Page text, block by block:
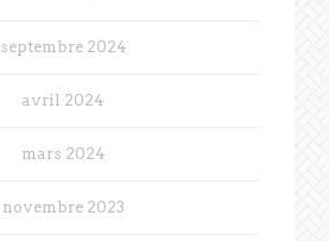
septembre 2024
avril 2024
mars 2024
novembre 2023